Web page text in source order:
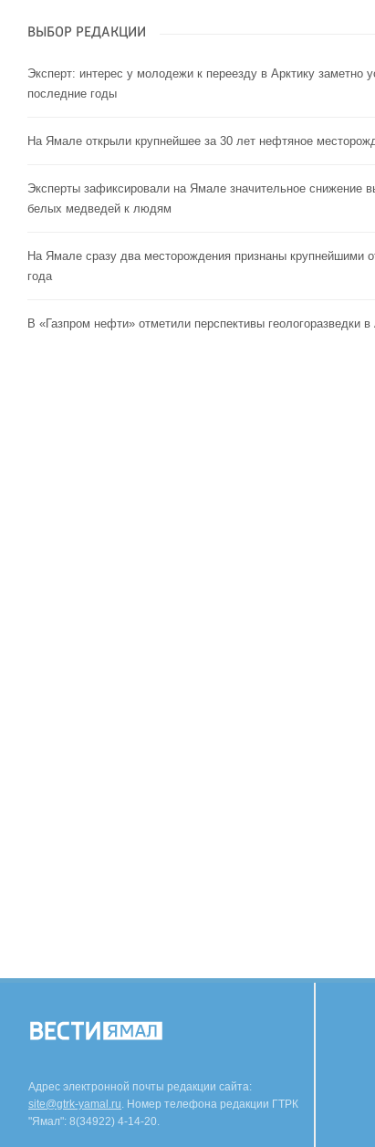
ВЫБОР РЕДАКЦИИ
Эксперт: интерес у молодежи к переезду в Арктику заметно
последние годы
На Ямале открыли крупнейшее за 30 лет нефтяное
Эксперты зафиксировали на Ямале значительное снижение
белых медведей к людям
На Ямале сразу два месторождения признаны крупнейшими
года
В «Газпром нефти» отметили перспективы геологоразведки в
Адрес электронной почты редакции сайта:
site@gtrk-yamal.ru. Номер телефона редакции ГТРК
"Ямал": 8(34922) 4-14-20.